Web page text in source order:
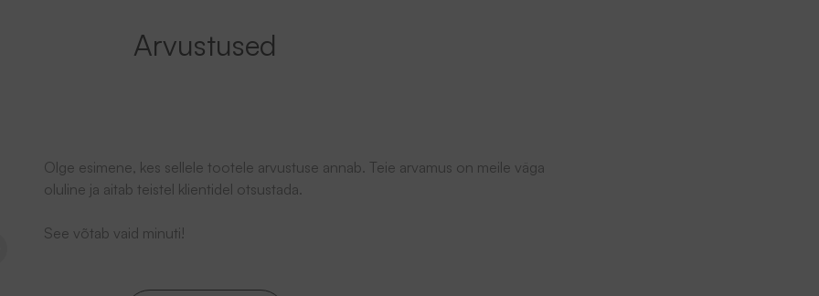
Arvustused
Olge esimene, kes sellele tootele arvustuse annab. Teie arvamus on meile väga
oluline ja aitab teistel klientidel otsustada.
See võtab vaid minuti!